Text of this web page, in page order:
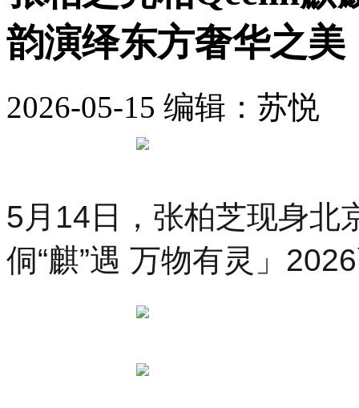
韵演绎东方奢华之美
2026-05-15 编辑：苏悦
5月14日，张柏芝现身北
侗“麒”遇 万物有灵」